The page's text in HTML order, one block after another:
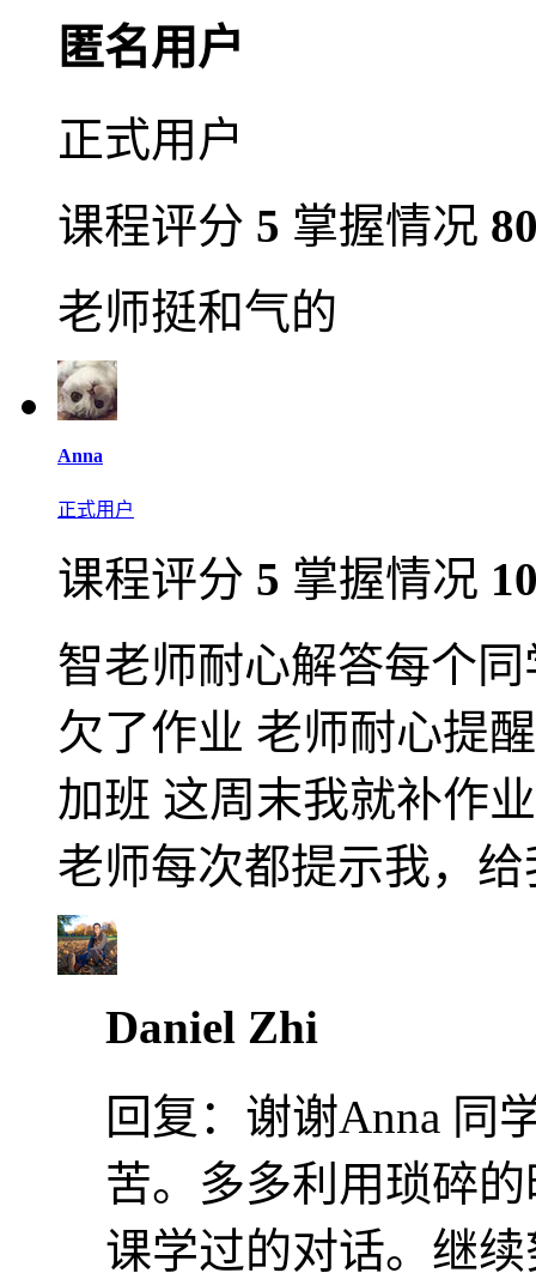
匿名用户
正式用户
课程评分 5 掌握情况
老师挺和气的
Anna
正式用户
课程评分 5 掌握情况
智老师耐心解答每个
欠了作业 老师耐心提
加班 这周末我就补作
老师每次都提示我，
Daniel Zhi
回复： 谢谢Anna 同
苦。多多利用琐碎
课学过的对话。继